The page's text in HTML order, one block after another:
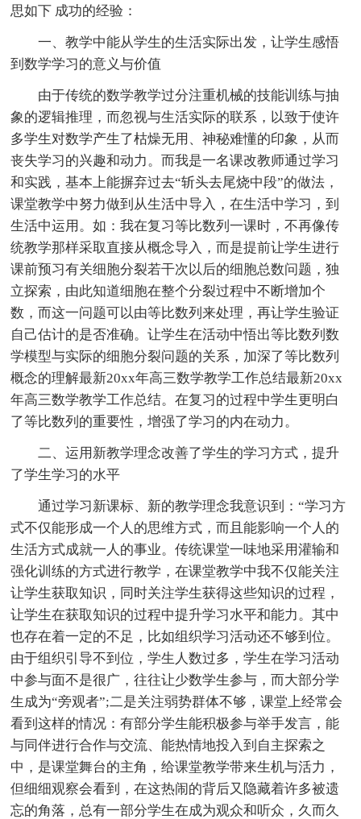
思如下 成功的经验：
一、教学中能从学生的生活实际出发，让学生感悟
到数学学习的意义与价值
由于传统的数学教学过分注重机械的技能训练与抽
象的逻辑推理，而忽视与生活实际的联系，以致于使许
多学生对数学产生了枯燥无用、神秘难懂的印象，从而
丧失学习的兴趣和动力。而我是一名课改教师通过学习
和实践，基本上能摒弃过去“斩头去尾烧中段”的做法，
课堂教学中努力做到从生活中导入，在生活中学习，到
生活中运用。如：我在复习等比数列一课时，不再像传
统教学那样采取直接从概念导入，而是提前让学生进行
课前预习有关细胞分裂若干次以后的细胞总数问题，独
立探索，由此知道细胞在整个分裂过程中不断增加个
数，而这一问题可以由等比数列来处理，再让学生验证
自己估计的是否准确。让学生在活动中悟出等比数列数
学模型与实际的细胞分裂问题的关系，加深了等比数列
概念的理解最新20xx年高三数学教学工作总结最新20xx
年高三数学教学工作总结。在复习的过程中学生更明白
了等比数列的重要性，增强了学习的内在动力。
二、运用新教学理念改善了学生的学习方式，提升
了学生学习的水平
通过学习新课标、新的教学理念我意识到：“学习方
式不仅能形成一个人的思维方式，而且能影响一个人的
生活方式成就一人的事业。传统课堂一味地采用灌输和
强化训练的方式进行教学，在课堂教学中我不仅能关注
让学生获取知识，同时关注学生获得这些知识的过程，
让学生在获取知识的过程中提升学习水平和能力。其中
也存在着一定的不足，比如组织学习活动还不够到位。
由于组织引导不到位，学生人数过多，学生在学习活动
中参与面不是很广，往往让少数学生参与，而大部分学
生成为“旁观者”;二是关注弱势群体不够，课堂上经常会
看到这样的情况：有部分学生能积极参与举手发言，能
与同伴进行合作与交流、能热情地投入到自主探索之
中，是课堂舞台的主角，给课堂教学带来生机与活力，
但细细观察会看到，在这热闹的背后又隐藏着许多被遗
忘的角落，总有一部分学生在成为观众和听众，久而久